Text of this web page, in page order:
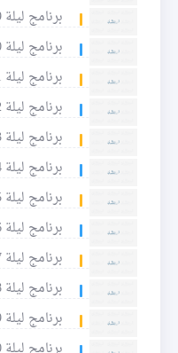
برنامج ليلة 19 صفر 1439 للهجرة
برنامج ليلة 20 صفر 1439 للهجرة
برنامج ليلة 21 صفر 1439 للهجرة
برنامج ليلة 22 صفر 1439 للهجرة
برنامج ليلة 23 صفر 1439 للهجرة
برنامج ليلة 24 صفر 1439 للهجرة
برنامج ليلة 25 صفر 1439 للهجرة
برنامج ليلة 26 صفر 1439 للهجرة
برنامج ليلة 27 صفر 1439 للهجرة
برنامج ليلة 28 صفر 1439 للهجرة
برنامج ليلة 29 صفر 1439 للهجرة